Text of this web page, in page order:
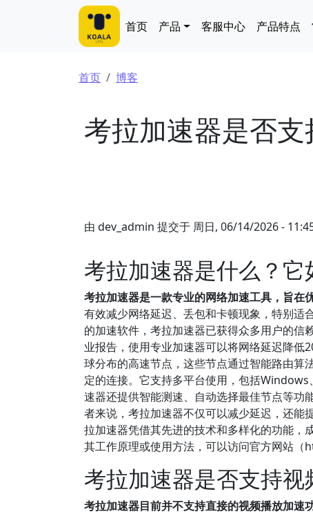
Main navigation
首页 产品 客服中心 产品特点
面包屑
首页 博客
考拉加速器是否
由 dev_admin 提交于 周日, 06/14/2026 -
考拉加速器是什么？它
考拉加速器是一款专业的网络加速工具，旨在
有效减少网络延迟、丢包和卡顿现象，特别适
的加速软件，考拉加速器已获得众多用户的信
业报告，使用专业加速器可以将网络延迟降低
球分布的高速节点，这些节点通过智能路由算
定的连接。它支持多平台使用，包括
速器还提供智能测速、自动选择最佳节点等功
者来说，考拉加速器不仅可以减少延迟，还能
拉加速器凭借其先进的技术和多样化的功能，
其工作原理或使用方法，可以访问官方网站
考拉加速器是否支持视
考拉加速器目前并不支持直接的视频播放加速功